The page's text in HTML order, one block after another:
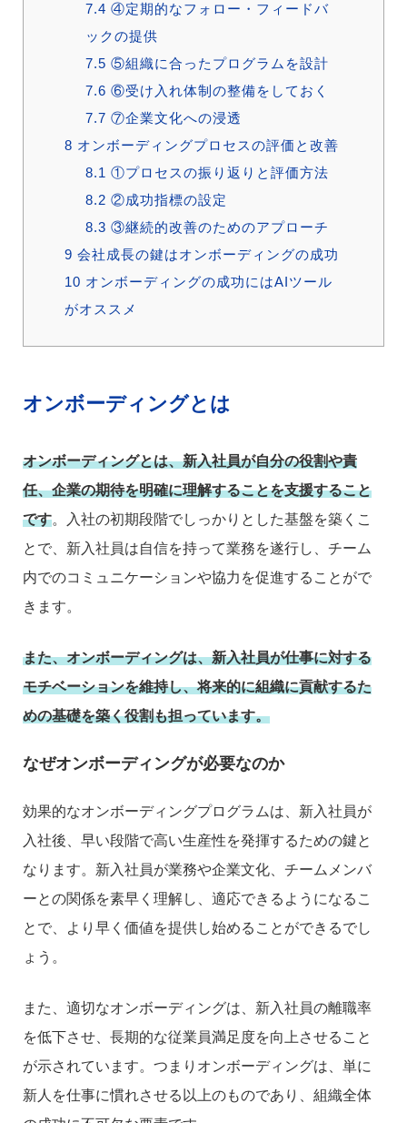
7.4 ④定期的なフォロー・フィードバ
ックの提供
7.5 ⑤組織に合ったプログラムを設計
7.6 ⑥受け入れ体制の整備をしておく
7.7 ⑦企業文化への浸透
8 オンボーディングプロセスの評価と改善
8.1 ①プロセスの振り返りと評価方法
8.2 ②成功指標の設定
8.3 ③継続的改善のためのアプローチ
9 会社成長の鍵はオンボーディングの成功
10 オンボーディングの成功にはAIツール
がオススメ
オンボーディングとは
オンボーディングとは、新入社員が自分の役割や責
任、企業の期待を明確に理解することを支援すること
です。入社の初期段階でしっかりとした基盤を築くこ
とで、新入社員は自信を持って業務を遂行し、チーム
内でのコミュニケーションや協力を促進することがで
きます。
また、オンボーディングは、新入社員が仕事に対する
モチベーションを維持し、将来的に組織に貢献するた
めの基礎を築く役割も担っています。
なぜオンボーディングが必要なのか
効果的なオンボーディングプログラムは、新入社員が
入社後、早い段階で高い生産性を発揮するための鍵と
なります。新入社員が業務や企業文化、チームメンバ
ーとの関係を素早く理解し、適応できるようになるこ
とで、より早く価値を提供し始めることができるでし
ょう。
また、適切なオンボーディングは、新入社員の離職率
を低下させ、長期的な従業員満足度を向上させること
が示されています。つまりオンボーディングは、単に
新人を仕事に慣れさせる以上のものであり、組織全体